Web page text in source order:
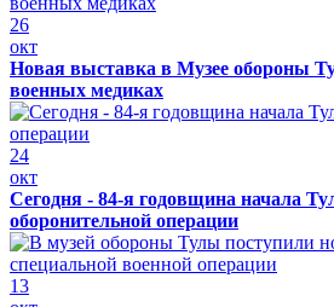
26
окт
Новая выставка в Музее обороны
военных медиках
24
окт
Сегодня - 84-я годовщина начала
оборонительной операции
13